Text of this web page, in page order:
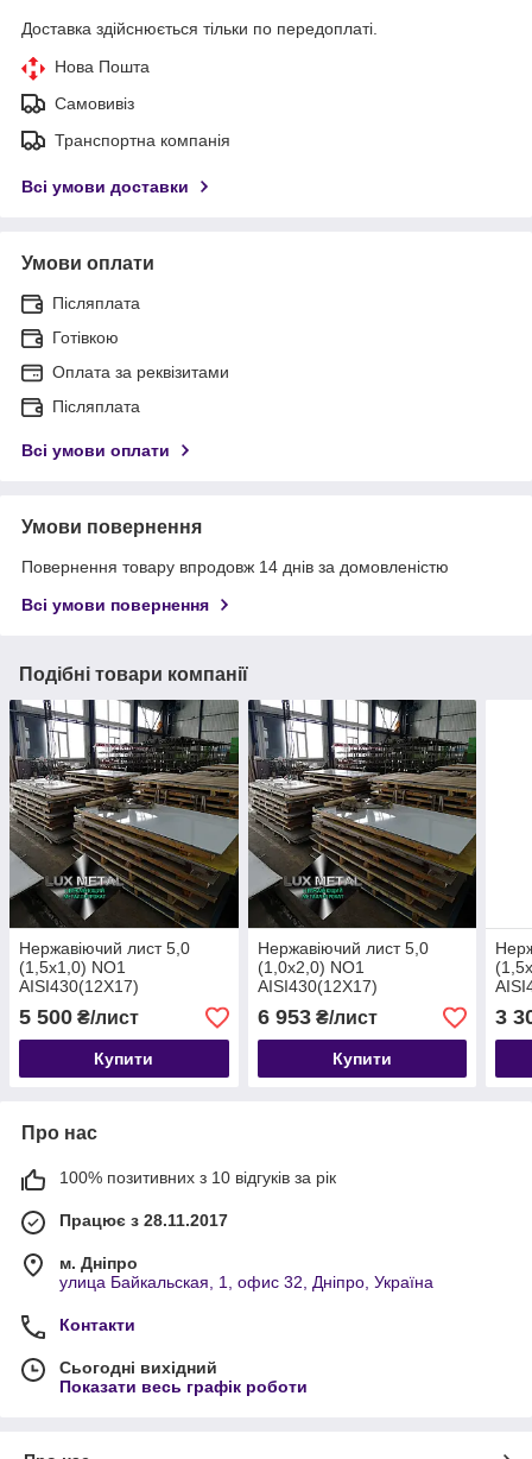
Доставка здійснюється тільки по передоплаті.
Нова Пошта
Самовивіз
Транспортна компанія
Всі умови доставки
Умови оплати
Післяплата
Готівкою
Оплата за реквізитами
Післяплата
Всі умови оплати
Умови повернення
Повернення товару впродовж 14 днів за домовленістю
Всі умови повернення
Подібні товари компанії
Нержавіючий лист 5,0
(1,5х1,0) NO1
AISI430(12Х17)
гарячекатаний технічний
5 500 ₴/лист
Купити
Нержавіючий лист 5,0
(1,0х2,0) NO1
AISI430(12Х17)
гарячекатаний технічний
6 953₴/лист
Купити
3
Про нас
100% позитивних з 10 відгуків за рік
Працює з 28.11.2017
м. Дніпро
улица Байкальская, 1, офис 32, Дніпро, Україна
Контакти
Сьогодні вихідний
Показати весь графік роботи